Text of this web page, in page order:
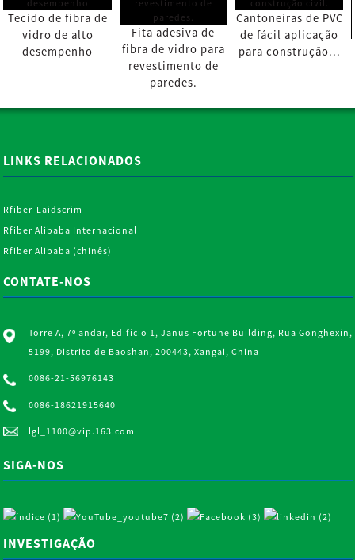
Tecido de fibra de
vidro de alto
desempenho
Fita adesiva de
fibra de vidro para
revestimento de
paredes.
Cantoneiras de PVC
de fácil aplicação
para construção...
LINKS RELACIONADOS
Rfiber-Laidscrim
Rfiber Alibaba Internacional
Rfiber Alibaba (chinês)
CONTATE-NOS
Torre A, 7º andar, Edifício 1, Janus Fortune Building, Rua Gonghexin,
5199, Distrito de Baoshan, 200443, Xangai, China
0086-21-56976143
0086-18621915640
lgl_1100@vip.163.com
SIGA-NOS
INVESTIGAÇÃO